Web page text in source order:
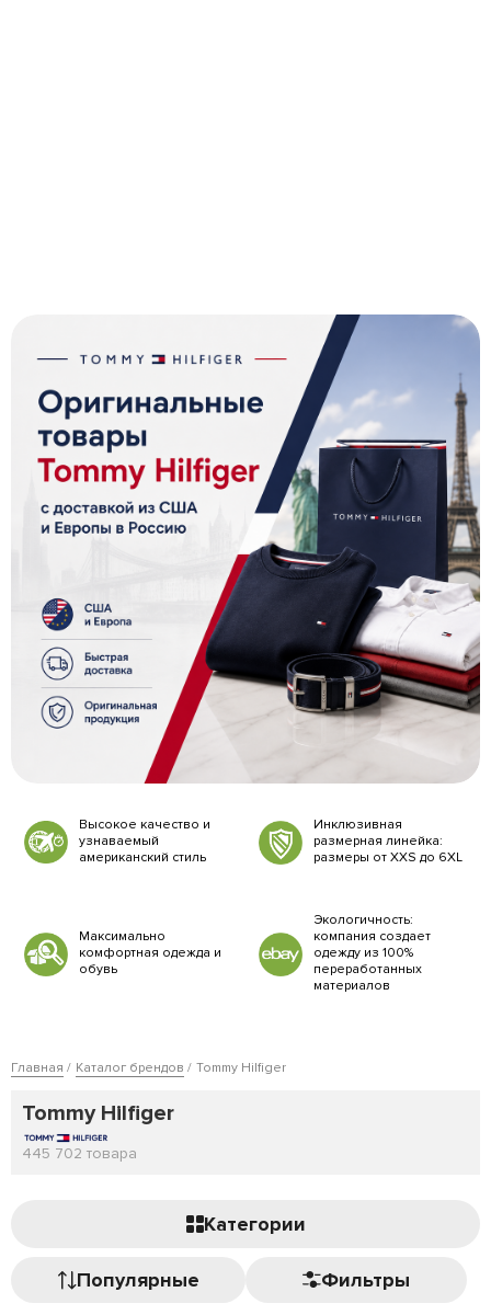
Высокое качество и
узнаваемый
американский стиль
Инклюзивная
размерная линейка:
размеры от XXS до 6XL
Максимально
комфортная одежда и
обувь
Экологичность:
компания создает
одежду из 100%
переработанных
материалов
Главная Каталог брендов Tommy Hilfiger
Tommy Hilfiger
445 702 товарa
Категории
Популярные Фильтры